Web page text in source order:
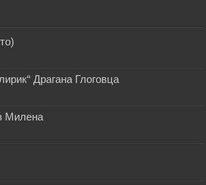
Драгана Глоговца
Милена